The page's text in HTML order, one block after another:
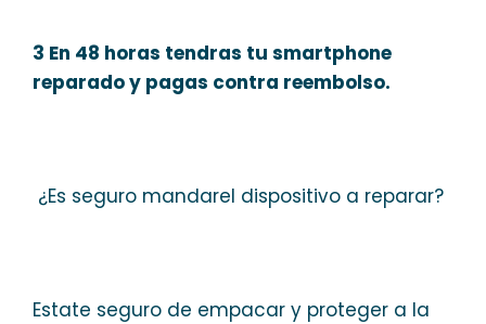
3 En 48 horas tendras tu smartphone
reparado y pagas contra reembolso.
¿Es seguro mandarel dispositivo a reparar?
Estate seguro de empacar y proteger a la